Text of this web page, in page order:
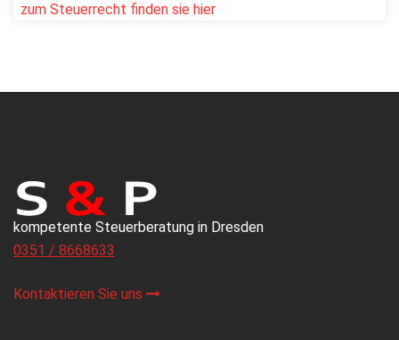
zum Steuerrecht finden sie hier
kompetente Steuerberatung in Dresden
0351 / 8668633
Kontaktieren Sie uns